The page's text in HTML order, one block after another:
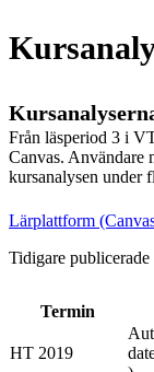
Från läsperiod 3 i
Canvas. Användare
kursanalysen under
Lärplattform
Tidigare publicerade
Termin
HT 2019